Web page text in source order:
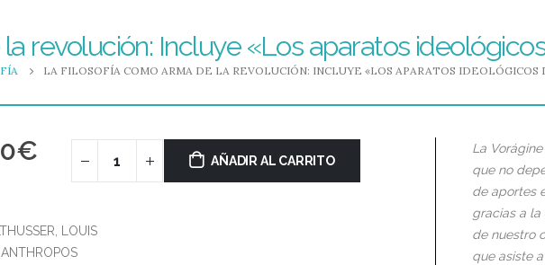
revolución: Incluye «Los aparatos
LA FILOSOFÍA COMO ARMA DE LA REVOLUCIÓN: INCLUYE «LOS APARATOS IDEOLÓGICOS
€ AÑADIR AL CARRITO
LOUIS
La
que no
de aportes
gracias a
de nuestro
que asiste